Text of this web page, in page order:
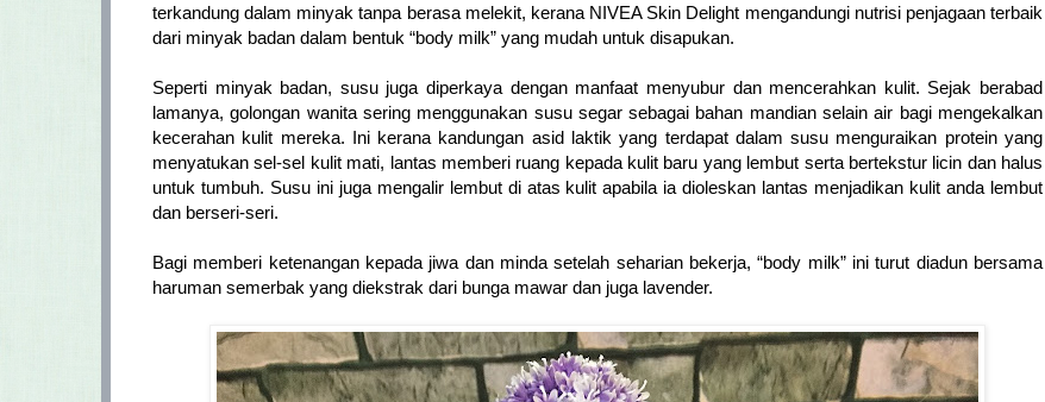
terkandung dalam minyak tanpa berasa melekit, kerana NIVEA Skin Delight mengandungi nutrisi penjagaan terbaik
dari minyak badan dalam bentuk “body milk” yang mudah untuk disapukan.
Seperti minyak badan, susu juga diperkaya dengan manfaat menyubur dan mencerahkan kulit. Sejak berabad
lamanya, golongan wanita sering menggunakan susu segar sebagai bahan mandian selain air bagi mengekalkan
kecerahan kulit mereka. Ini kerana kandungan asid laktik yang terdapat dalam susu menguraikan protein yang
menyatukan sel-sel kulit mati, lantas memberi ruang kepada kulit baru yang lembut serta bertekstur licin dan halus
untuk tumbuh. Susu ini juga mengalir lembut di atas kulit apabila ia dioleskan lantas menjadikan kulit anda lembut
dan berseri-seri.
Bagi memberi ketenangan kepada jiwa dan minda setelah seharian bekerja, “body milk” ini turut diadun bersama
haruman semerbak yang diekstrak dari bunga mawar dan juga lavender.